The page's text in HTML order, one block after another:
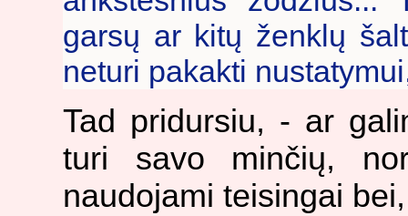
garsų ar kitų ženklų
neturi pakakti
Tad pridursiu, - ar
turi savo minčių,
naudojami teisingai